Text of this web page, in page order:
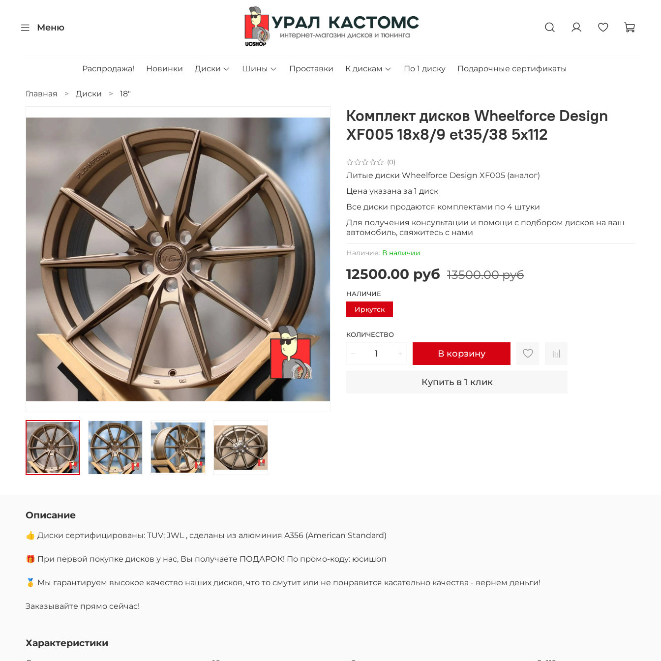
Меню
Распродажа! Новинки Диски Шины Проставки К дискам По 1 диску Подарочные сертификаты
Главная Диски 18"
(0)
Наличие: В наличии
Комплект дисков Wheelforce Design
XF005 18x8/9 et35/38 5x112
12500.00 руб 13500.00 руб
КОЛИЧЕСТВО
В корзину
Купить в 1 клик
НАЛИЧИЕ
Иркутск
Литые диски Wheelforce Design XF005 (аналог)
Цена указана за 1 диск
Все диски продаютcя комплектами по 4 штуки
Для получения консультации и помощи с подбором дисков на ваш
автомобиль, свяжитесь с нами
Описание
👍 Диски сертифицированы: TUV; JWL , сделаны из алюминия A356 (American Standard)
🎁 При первой покупке дисков у нас, Вы получаете ПОДАРОК! По промо-коду: юсишоп
🥇 Мы гарантируем высокое качество наших дисков, что то смутит или не понравится касательно качества - вернем деньги!
Заказывайте прямо сейчас!
Характеристики